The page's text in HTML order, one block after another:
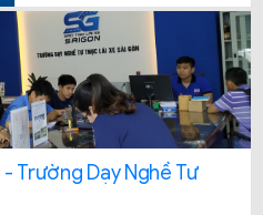
- Trường Dạy Nghề Tư